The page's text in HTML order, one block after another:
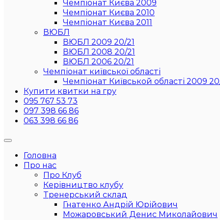
Чемпіонат Києва 2009
Чемпіонат Києва 2010
Чемпіонат Києва 2011
ВЮБЛ
ВЮБЛ 2009 20/21
ВЮБЛ 2008 20/21
ВЮБЛ 2006 20/21
Чемпіонат київської області
Чемпіонат Київськой області 2009
Купити квитки на гру
095 767 53 73
097 398 66 86
063 398 66 86
Головна
Про нас
Про Клуб
Керівництво клубу
Тренерський склад
Гнатенко Андрій Юрійович
Можаровський Денис Миколайович